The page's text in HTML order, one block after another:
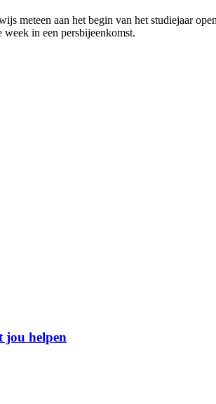
meteen aan het begin van het studiejaar
in een persbijeenkomst.
jou helpen